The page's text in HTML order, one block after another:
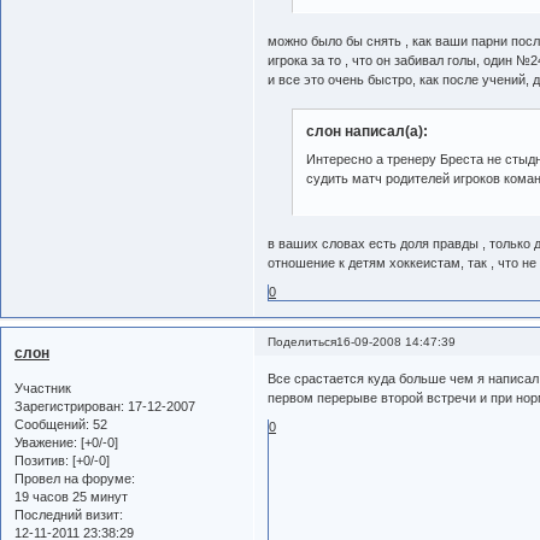
можно было бы снять , как ваши парни
игрока за то , что он забивал голы, один
и все это очень быстро, как после
слон написал(а):
Интересно а тренеру Бреста не
судить матч родителей игроков
в ваших словах есть доля правды , только
отношение к детям хоккеистам, так , что не
0
Поделиться16-09-2008 14:47:39
слон
Участник
Зарегистрирован: 17-12-2007
Сообщений: 52
Уважение: [+0/-0]
Позитив: [+0/-0]
Провел на форуме:
19 часов 25 минут
Последний визит:
12-11-2011 23:38:29
Все срастается куда больше чем я
первом перерыве второй встречи и при
0